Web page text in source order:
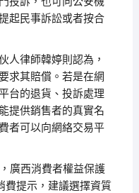
起民事訴訟或者按合
律師韓婷則認為，
求其賠償。若是在網
台的退貨、投訴處理
提供銷售者的真實名
者可以向網絡交易平
西消費者權益保護
費提示，建議選擇資質